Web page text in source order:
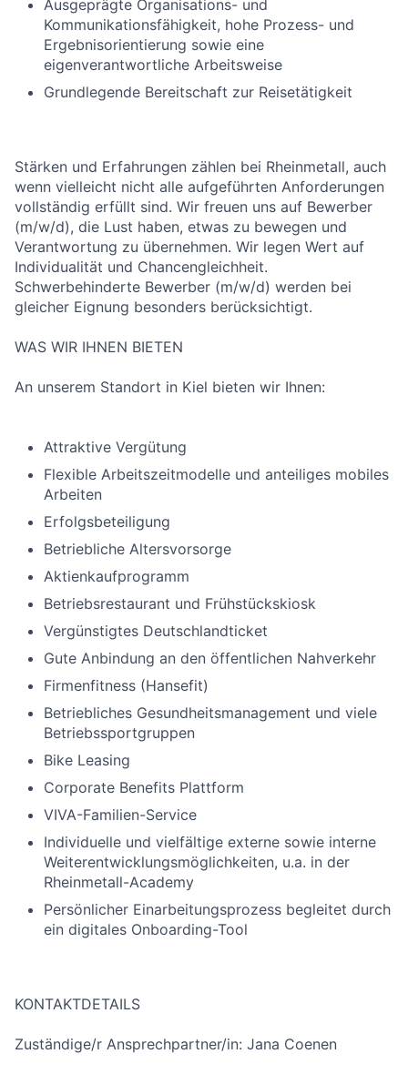
Ausgeprägte Organisations- und
Kommunikationsfähigkeit, hohe Prozess- und
Ergebnis­orientierung sowie eine
eigenverantwortliche Arbeitsweise
Grundlegende Bereitschaft zur Reisetätigkeit
Stärken und Erfahrungen zählen bei Rheinmetall, auch
wenn vielleicht nicht alle aufgeführten Anforderungen
vollständig erfüllt sind. Wir freuen uns auf Bewerber
(m/w/d), die Lust haben, etwas zu bewegen und
Verantwortung zu übernehmen. Wir legen Wert auf
Individualität und Chancengleichheit.
Schwerbehinderte Bewerber (m/w/d) werden bei
gleicher Eignung besonders berücksichtigt.
WAS WIR IHNEN BIETEN
An unserem Standort in Kiel bieten wir Ihnen:
Attraktive Vergütung
Flexible Arbeitszeitmodelle und anteiliges mobiles
Arbeiten
Erfolgsbeteiligung
Betriebliche Altersvorsorge
Aktienkaufprogramm
Betriebsrestaurant und Frühstückskiosk
Vergünstigtes Deutschlandticket
Gute Anbindung an den öffentlichen Nahverkehr
Firmenfitness (Hansefit)
Betriebliches Gesundheitsmanagement und viele
Betriebssportgruppen
Bike Leasing
Corporate Benefits Plattform
VIVA-Familien-Service
Individuelle und vielfältige externe sowie interne
Weiterentwicklungsmöglichkeiten, u.a. in der
Rheinmetall-Academy
Persönlicher Einarbeitungsprozess begleitet durch
ein digitales Onboarding-Tool
KONTAKTDETAILS
Zuständige/r Ansprechpartner/in: Jana Coenen